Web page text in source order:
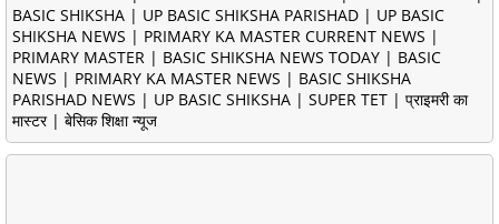
BASIC SHIKSHA | UP BASIC SHIKSHA PARISHAD | UP BASIC
SHIKSHA NEWS | PRIMARY KA MASTER CURRENT NEWS |
PRIMARY MASTER | BASIC SHIKSHA NEWS TODAY | BASIC
NEWS | PRIMARY KA MASTER NEWS | BASIC SHIKSHA
PARISHAD NEWS | UP BASIC SHIKSHA | SUPER TET | प्राइमरी का
मास्टर | बेसिक शिक्षा न्यूज